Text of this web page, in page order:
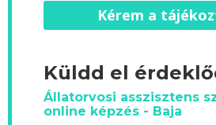
Kérem a
Küldd el
Állatorvosi asszisztens
online képzés - Baja